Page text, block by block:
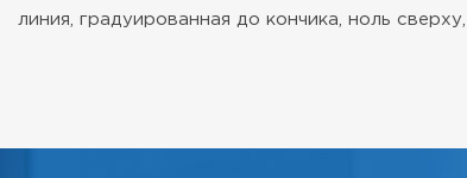
линия, градуированная до кончика, ноль